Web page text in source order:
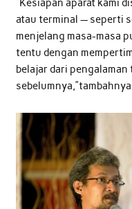
“Kesiapan aparat kami
atau terminal — seperti
menjelang masa-masa
tentu dengan
belajar dari